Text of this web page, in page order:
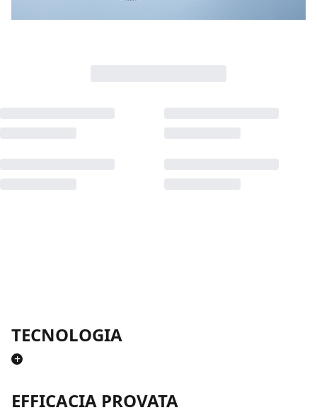
TECNOLOGIA
+
EFFICACIA PROVATA